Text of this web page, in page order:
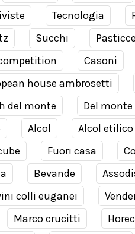
Tecnologia
Succhi
Casoni
house ambrosetti
del monte Del
Alcol Alcol etilico
Fuori casa
Bevande
colli euganei
Marco crucitti